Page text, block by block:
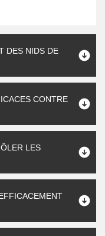
DES NIDS DE
CONTRE
LES